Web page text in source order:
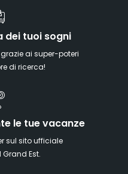
dei tuoi sogni
ai super-poteri
di ricerca!
le tue vacanze
sul sito ufficiale
Est.